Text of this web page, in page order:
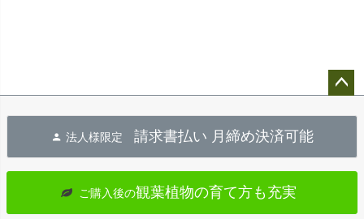
へ
法人様限定 請求書払い 月締め決済可能
ご購入後の観葉植物の育て方も充実